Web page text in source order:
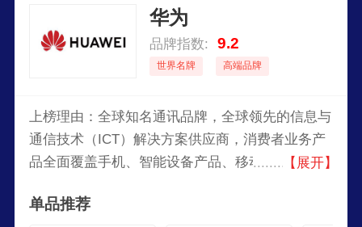
华为
品牌指数: 9.2
世界名牌 高端品牌
上榜理由：全球知名通讯品牌，全球领先的信息与
通信技术（ICT）解决方案供应商，消费者业务产
品全面覆盖手机、智能设备产品、移动宽带终端、
营能力，致力于将最新的科技带给消费者，让世界
【展开】
单品推荐